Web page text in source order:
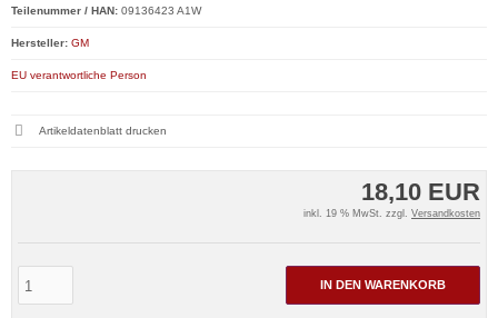
18,10 EUR
inkl. 19 % MwSt. zzgl. Versandkosten
IN DEN WARENKORB
Teilenummer / HAN: 09136423 A1W
Hersteller: GM
EU verantwortliche Person
Artikeldatenblatt drucken